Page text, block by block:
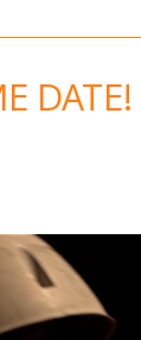
DATE!